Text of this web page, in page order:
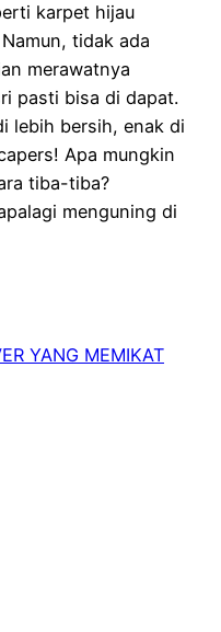
karpet hijau
tidak ada
merawatnya
pasti bisa di dapat.
lebih bersih, enak di
Apa mungkin
tiba-tiba?
menguning di